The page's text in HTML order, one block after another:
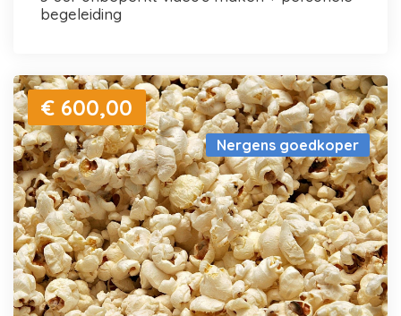
begeleiding
Nergens goedkoper
€ 600,00